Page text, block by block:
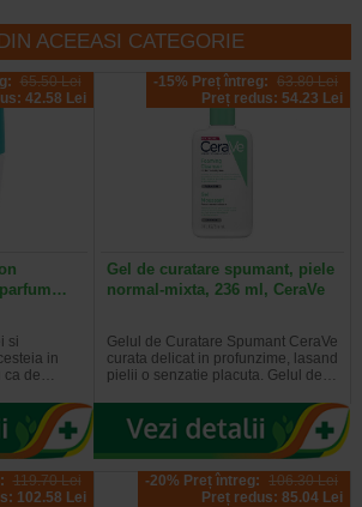
ACEEASI CATEGORIE
65.50 Lei
42.58 Lei
si
in
ca de…
-15% Preț întreg: 63.80 Lei
Preț redus: 54.23 Lei
Gel de curatare spumant, piele
normal-mixta, 236 ml, CeraVe
Gelul de Curatare Spumant CeraVe
curata delicat in profunzime, lasand
pielii o senzatie placuta. Gelul de…
119.70 Lei
102.58 Lei
-20% Preț întreg: 106.30 Lei
Preț redus: 85.04 Lei